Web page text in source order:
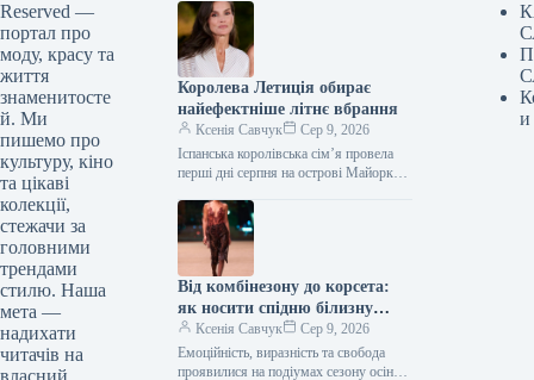
Reserved —
портал про
моду, красу та
життя
знаменитосте
й. Ми
пишемо про
культуру, кіно
та цікаві
колекції,
стежачи за
головними
трендами
стилю. Наша
мета —
надихати
читачів на
Королева Летиція обирає
найефектніше літнє вбрання
Ксенія Савчук
Сер 9, 2026
Іспанська королівська сім’я провела
перші дні серпня на острові Майорка.
королева Летиція продемонструвала
елегантну…
Від комбінезону до корсета:
як носити спідню білизну
восени 2026 року, за версією
подіумів
Ксенія Савчук
Сер 9, 2026
Емоційність, виразність та свобода
проявилися на подіумах сезону осінь-
и